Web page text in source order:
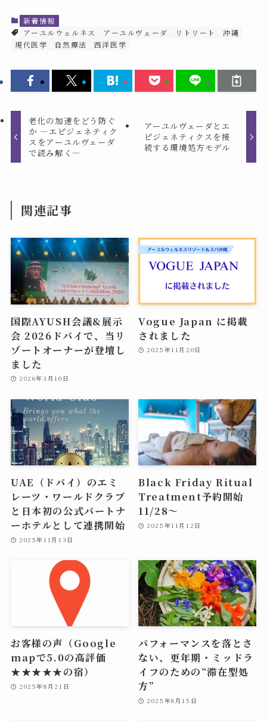
新着情報
アーユルウェルネス
アーユルヴェーダ リトリート
沖縄
現代医学
自然療法 西洋医学
老化の加速をどう防ぐ
か —エピジェネティク
スをアーユルヴェーダ
で読み解く—
アーユルヴェーダとエ
ピジェネティクスを接
続する環境処方モデル
関連記事
国際AYUSH会議&展示
会 2026ドバイで、当リ
ゾートオーナーが登壇し
ました
2026年3月10日
Vogue Japan に掲載
されました
2025年11月20日
UAE（ドバイ）のエミ
レーツ・ワールドクラブ
と日本初の公式パートナ
ーホテルとして連携開始
2025年11月13日
Black Friday Ritual
Treatment予約開始
11/28〜
2025年11月12日
お客様の声（Google
mapで5.0の高評価
★★★★★の宿）
2025年8月21日
パフォーマンスを落とさ
ない、更年期・ミッドラ
イフのための“滞在型処
方”
2025年8月15日